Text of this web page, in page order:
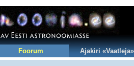
Foorum Ajakiri «Vaatleja»